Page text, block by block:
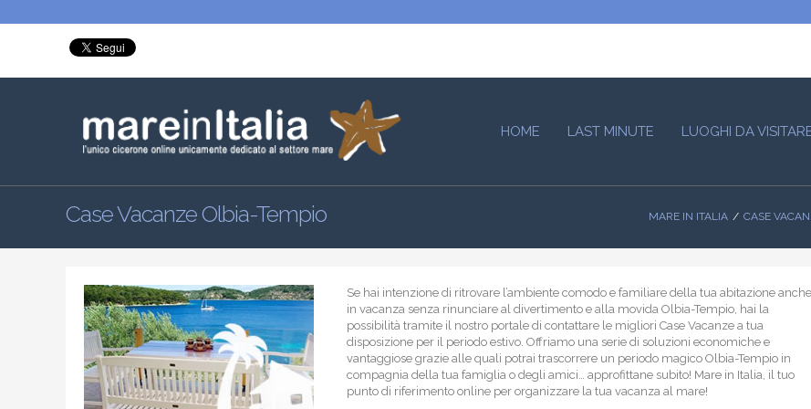
HOME LAST MINUTE LUOGHI DA
Case Vacanze Olbia-Tempio MARE IN ITALIA CASE
Se hai intenzione di ritrovare l’ambiente comodo e familiare della tua abitazione anche
in vacanza senza rinunciare al divertimento e alla movida Olbia-Tempio, hai la
possibilità tramite il nostro portale di contattare le migliori Case Vacanze a tua
disposizione per il periodo estivo. Offriamo una serie di soluzioni economiche e
vantaggiose grazie alle quali potrai trascorrere un periodo magico Olbia-Tempio in
compagnia della tua famiglia o degli amici… approfittane subito! Mare in Italia, il tuo
punto di riferimento online per organizzare la tua vacanza al mare!